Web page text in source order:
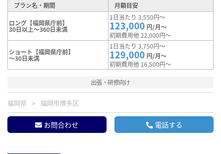
プラン名・期間 月額目安
ロング【福岡県庁前】
30日以上～360日未満
1日当たり 3,550円～
123,000 円/月～
初期費用他 22,000円～
ショート【福岡県庁前】
～30日未満
1日当たり 3,750円～
129,000 円/月～
初期費用他 16,500円～
出張・研修向け
福岡県 福岡市博多区
お問合わせ 電話する